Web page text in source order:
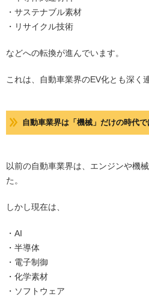
・サステナブル素材
・リサイクル技術
などへの転換が進んでいます。
これは、自動車業界のEV化とも深く
自動車業界は「機械」だけの時代
以前の自動車業界は、エンジンや機
た。
しかし現在は、
・AI
・半導体
・電子制御
・化学素材
・ソフトウェア